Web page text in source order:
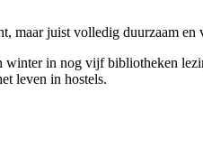
maar juist volledig duurzaam en
in nog vijf bibliotheken
leven in hostels.